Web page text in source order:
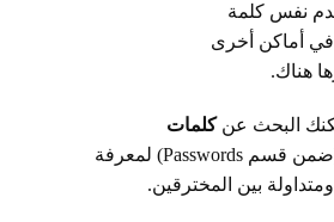
نفس كلمة
في أماكن أخرى
هناك.
البحث عنكلمات
مباشرة (ضمن قسم Passwords) لمعرفة
بين المخترقين.